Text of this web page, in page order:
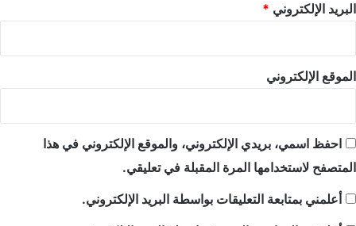
البريد الإلكتروني *
الموقع الإلكتروني
احفظ اسمي، بريدي الإلكتروني، والموقع الإلكتروني في هذا
المتصفح لاستخدامها المرة المقبلة في تعليقي.
أعلمني بمتابعة التعليقات بواسطة البريد الإلكتروني.